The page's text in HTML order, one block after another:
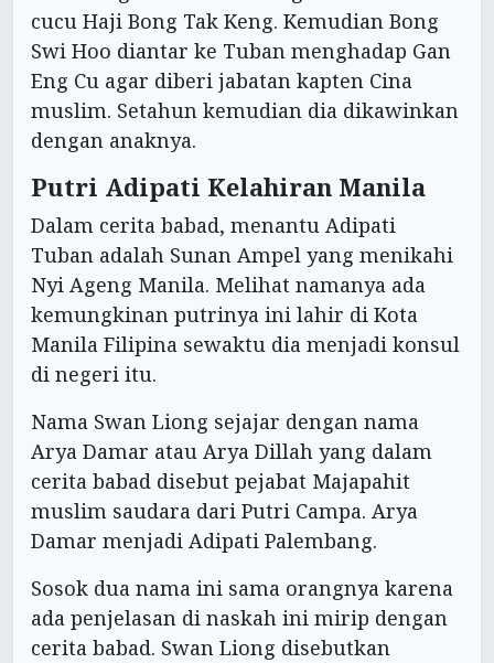
cucu Haji Bong Tak Keng. Kemudian Bong
Swi Hoo diantar ke Tuban menghadap Gan
Eng Cu agar diberi jabatan kapten Cina
muslim. Setahun kemudian dia dikawinkan
dengan anaknya.
Putri Adipati Kelahiran Manila
Dalam cerita babad, menantu Adipati
Tuban adalah Sunan Ampel yang menikahi
Nyi Ageng Manila. Melihat namanya ada
kemungkinan putrinya ini lahir di Kota
Manila Filipina sewaktu dia menjadi konsul
di negeri itu.
Nama Swan Liong sejajar dengan nama
Arya Damar atau Arya Dillah yang dalam
cerita babad disebut pejabat Majapahit
muslim saudara dari Putri Campa. Arya
Damar menjadi Adipati Palembang.
Sosok dua nama ini sama orangnya karena
ada penjelasan di naskah ini mirip dengan
cerita babad. Swan Liong disebutkan